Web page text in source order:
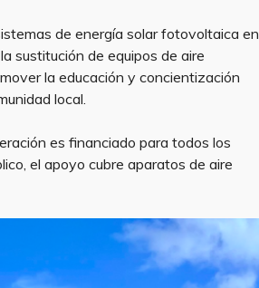
de energía solar fotovoltaica en
sustitución de equipos de aire
la educación y concientización
local.
es financiado para todos los
el apoyo cubre aparatos de aire